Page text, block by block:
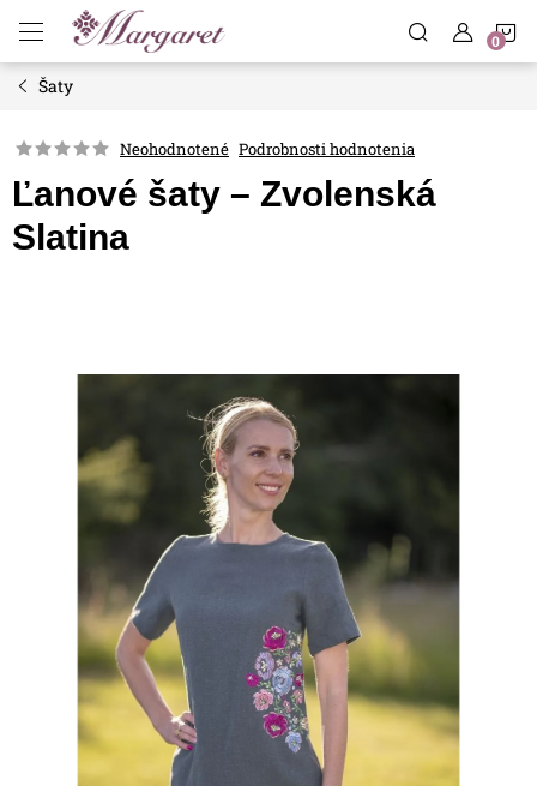
obsah
Šaty
Neohodnotené Podrobnosti hodnotenia
Ľanové šaty – Zvolenská
Slatina